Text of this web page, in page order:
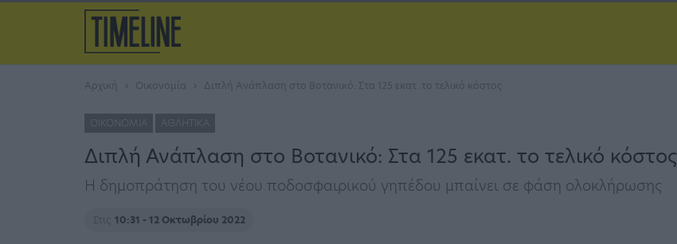
Αρχική Οικονομία Διπλή Ανάπλαση στο Βοτανικό: Στα 125 εκατ. το τελικό κόστος
ΟΙΚΟΝΟΜΊΑ ΑΘΛΗΤΙΚΆ
Διπλή Ανάπλαση στο Βοτανικό: Στα 125 εκατ. το τελικό κόστος
Η δημοπράτηση του νέου ποδοσφαιρικού γηπέδου μπαίνει σε φάση ολοκλήρωσης
Στις 10:31 - 12 Οκτωβρίου 2022